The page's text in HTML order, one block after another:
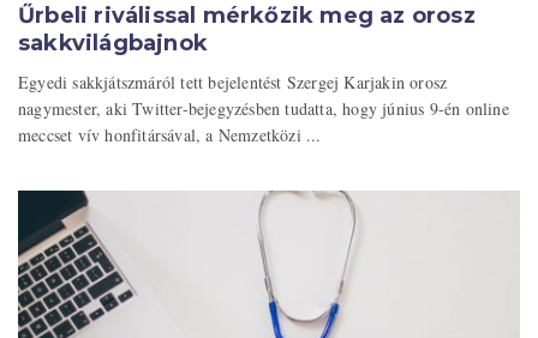
Űrbeli riválissal mérkőzik meg az orosz
sakkvilágbajnok
Egyedi sakkjátszmáról tett bejelentést Szergej Karjakin orosz
nagymester, aki Twitter-bejegyzésben tudatta, hogy június 9-én online
meccset vív honfitársával, a Nemzetközi ...